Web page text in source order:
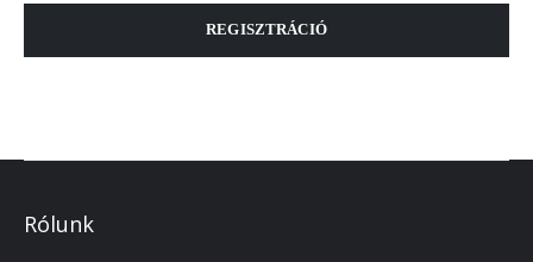
REGISZTRÁCIÓ
Rólunk